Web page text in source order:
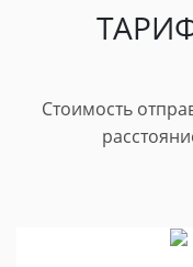
Стоимость